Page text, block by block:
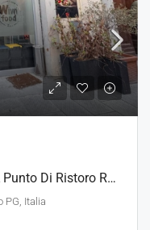
Negozio Commerciale, Adibito A Punto Di Ristoro Rapido
PG, Italia